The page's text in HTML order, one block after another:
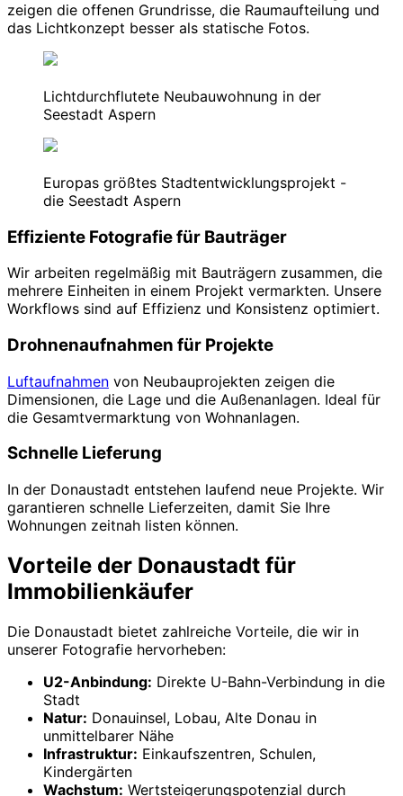
zeigen die offenen Grundrisse, die Raumaufteilung und
das Lichtkonzept besser als statische Fotos.
Lichtdurchflutete Neubauwohnung in der
Seestadt Aspern
Europas größtes Stadtentwicklungsprojekt -
die Seestadt Aspern
Effiziente Fotografie für Bauträger
Wir arbeiten regelmäßig mit Bauträgern zusammen, die
mehrere Einheiten in einem Projekt vermarkten. Unsere
Workflows sind auf Effizienz und Konsistenz optimiert.
Drohnenaufnahmen für Projekte
Luftaufnahmen von Neubauprojekten zeigen die
Dimensionen, die Lage und die Außenanlagen. Ideal für
die Gesamtvermarktung von Wohnanlagen.
Schnelle Lieferung
In der Donaustadt entstehen laufend neue Projekte. Wir
garantieren schnelle Lieferzeiten, damit Sie Ihre
Wohnungen zeitnah listen können.
Vorteile der Donaustadt für
Immobilienkäufer
Die Donaustadt bietet zahlreiche Vorteile, die wir in
unserer Fotografie hervorheben:
U2-Anbindung: Direkte U-Bahn-Verbindung in die
Stadt
Natur: Donauinsel, Lobau, Alte Donau in
unmittelbarer Nähe
Infrastruktur: Einkaufszentren, Schulen,
Kindergärten
Wachstum: Wertsteigerungspotenzial durch